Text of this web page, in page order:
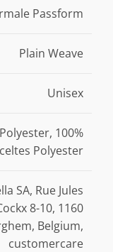
Passform
Plain Weave
Unisex
100%
Polyester
SA, Rue Jules
8-10, 1160
Belgium,
customercare